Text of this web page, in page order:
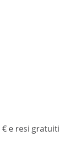
e resi gratuiti